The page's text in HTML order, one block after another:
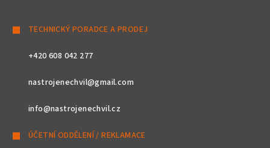
TECHNICKÝ PORADCE A PRODEJ
+420 608 042 277
nastrojenechvil@gmail.com
info@nastrojenechvil.cz
ÚČETNÍ ODDĚLENÍ / REKLAMACE